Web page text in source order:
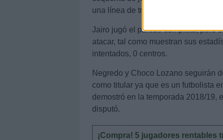
una línea de tres por detrás en la
Jairo jugó el partido completo, pero
atacar, tal como muestran sus
intentados, 0 centros.
Negredo y Choco Lozano seguirán
como titular ya que es un futbolista
demostró en la temporada 2018/19,
disputó.
¡Compra! 5 jugadores rentables